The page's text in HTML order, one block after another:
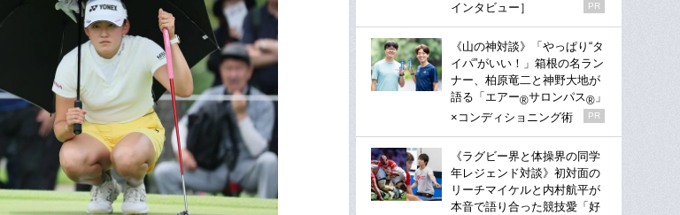
インタビュー］
PR
《山の神対談》「やっぱり“タ
イパ”がいい！」箱根の名ラン
ナー、柏原竜二と神野大地が
語る「エアー®サロンパス® 」
×コンディショニング術
PR
《ラグビー界と体操界の同学
年レジェンド対談》初対面の
リーチマイケルと内村航平が
本音で語り合った競技愛「好